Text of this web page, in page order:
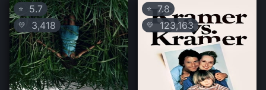
⭐ 5.7
💛 3,418
⭐7.8
💛123,163